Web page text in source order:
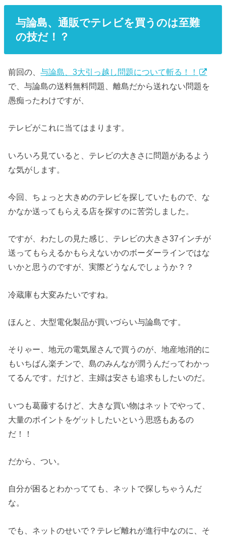
与論島、通販でテレビを買うのは至難
の技だ！？
前回の、与論島、3大引っ越し問題について斬る！！
で、与論島の送料無料問題、離島だから送れない問題を
愚痴ったわけですが、
テレビがこれに当てはまります。
いろいろ見ていると、テレビの大きさに問題があるよう
な気がします。
今回、ちょっと大きめのテレビを探していたもので、な
かなか送ってもらえる店を探すのに苦労しました。
ですが、わたしの見た感じ、テレビの大きさ37インチが
送ってもらえるかもらえないかのボーダーラインではな
いかと思うのですが、実際どうなんでしょうか？？
冷蔵庫も大変みたいですね。
ほんと、大型電化製品が買いづらい与論島です。
そりゃー、地元の電気屋さんで買うのが、地産地消的に
もいちばん楽チンで、島のみんなが潤うんだってわかっ
てるんです。だけど、主婦は安さも追求もしたいのだ。
いつも葛藤するけど、大きな買い物はネットでやって、
大量のポイントをゲットしたいという思惑もあるの
だ！！
だから、つい。
自分が困るとわかってても、ネットで探しちゃうんだ
な。
でも、ネットのせいで？テレビ離れが進行中なのに、そ